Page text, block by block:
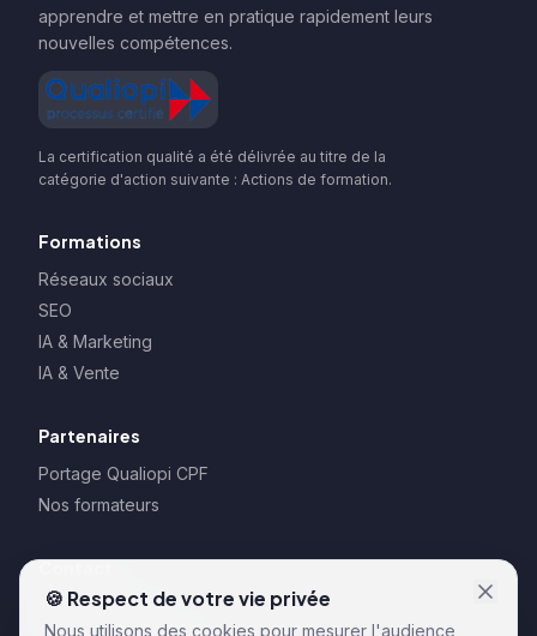
apprendre et mettre en pratique rapidement leurs
nouvelles compétences.
La certification qualité a été délivrée au titre de la
catégorie d'action suivante : Actions de formation.
Formations
Réseaux sociaux
SEO
IA & Marketing
IA & Vente
Partenaires
Portage Qualiopi CPF
Nos formateurs
128 rue la Boétie
🍪 Respect de votre vie privée
Nous utilisons des cookies pour mesurer l'audience